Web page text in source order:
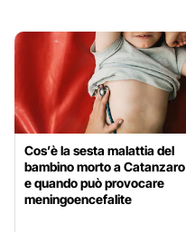
Cos’è la sesta malattia del
bambino morto a Catanzaro
e quando può provocare
meningoencefalite